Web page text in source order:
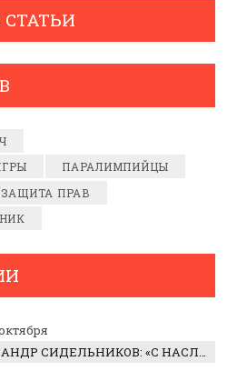
ПАРАЛИМПИЙЦЫ
ЗАЩИТА ПРАВ
ГЛУХОЙ АКТЕР АЛЕКСАНДР СИДЕЛЬНИКОВ: «С НАСЛАЖДЕНИЕМ ИГРАЛ ОТРИЦАТЕЛЬНОГО ГЕРОЯ!»